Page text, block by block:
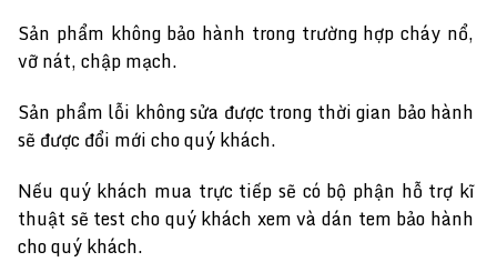
Sản phẩm không bảo hành trong trường hợp cháy nổ,
vỡ nát, chập mạch.
Sản phẩm lỗi không sửa được trong thời gian bảo hành
sẽ được đổi mới cho quý khách.
Nếu quý khách mua trực tiếp sẽ có bộ phận hỗ trợ kĩ
thuật sẽ test cho quý khách xem và dán tem bảo hành
cho quý khách.